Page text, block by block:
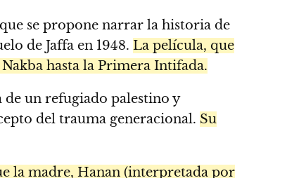
se propone narrar la historia de
de Jaffa en 1948. La película, que
hasta la Primera Intifada.
un refugiado palestino y
del trauma generacional. Su
la madre, Hanan (interpretada por